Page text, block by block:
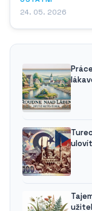
24. 05. 2026